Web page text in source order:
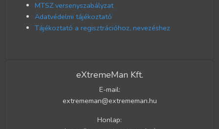
MTSZ versenyszabályzat
Adatvédelmi tájékoztató
Tájékoztató a regisztrációhoz, nevezéshez
eXtremeMan Kft.
E-mail:
extrememan@extrememan.hu
Honlap: